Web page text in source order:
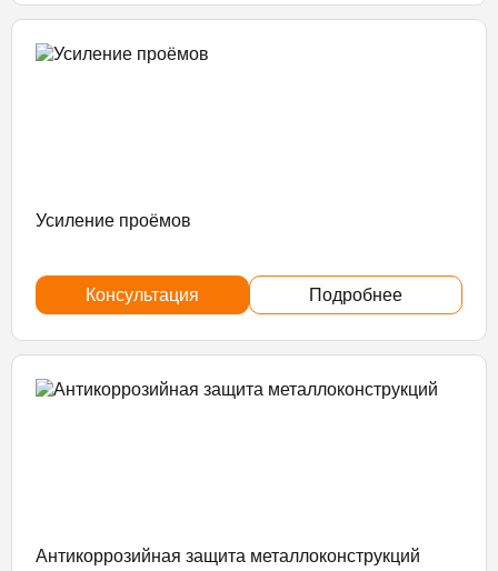
Усиление проёмов
Консультация Подробнее
Антикоррозийная защита металлоконструкций